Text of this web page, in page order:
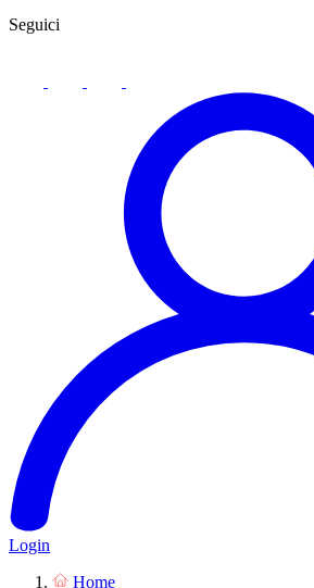
Seguici
Login
Home